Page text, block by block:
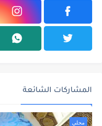
المشاركات الشائعة
محلي